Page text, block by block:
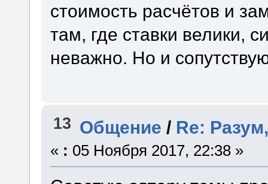
стоимость расчётов и
там, где ставки велики,
неважно. Но и
13 Общение / Re:
« : 05 Ноября 2017, 22:38 »